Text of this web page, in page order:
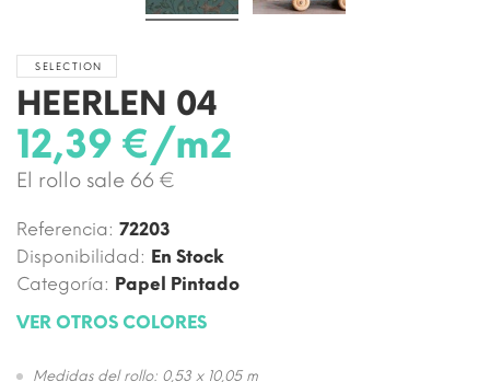
SELECTION
HEERLEN 04
12,39 €/m2
El rollo sale 66 €
Referencia: 72203
Disponibilidad: En Stock
Categoría: Papel Pintado
VER OTROS COLORES
Medidas del rollo: 0,53 x 10,05 m